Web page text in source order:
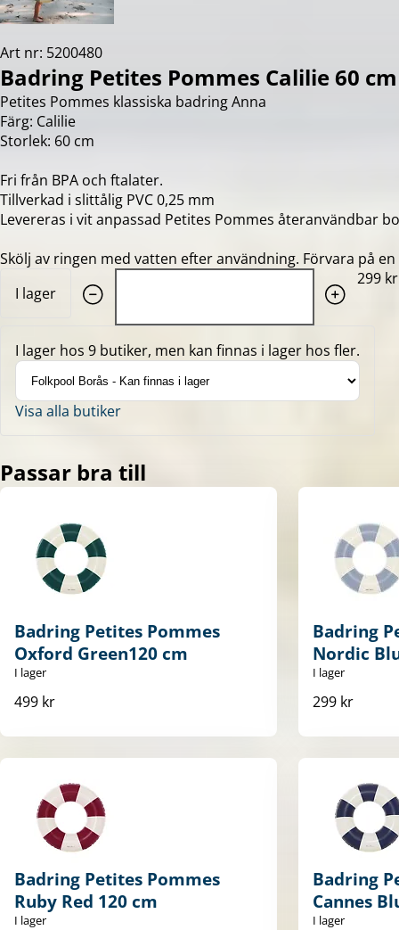
Art nr: 5200480
Badring Petites Pommes Calilie 60 cm
Petites Pommes klassiska badring Anna
Färg: Calilie
Storlek: 60 cm
Fri från BPA och ftalater.
Tillverkad i slittålig PVC 0,25 mm
Levereras i vit anpassad Petites Pommes återanvändbar
Skölj av ringen med vatten efter användning. Förvara på
I lager
299 kr
I lager hos 9 butiker, men kan finnas i lager hos fler.
Visa alla butiker
Passar bra till
Badring Petites Pommes
Oxford Green120 cm
I lager
499 kr
Badring
Nordic
I lager
299 kr
Badring Petites Pommes
Ruby Red 120 cm
I lager
Badring
Cannes
I lager